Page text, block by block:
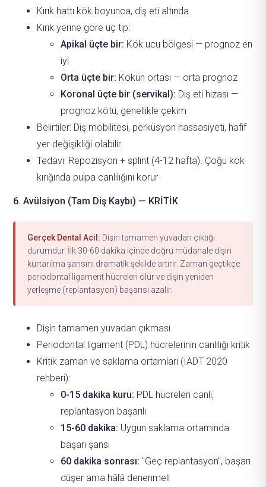
Kırık hattı kök boyunca, diş eti altında
Kırık yerine göre üç tip:
Apikal üçte bir: Kök ucu bölgesi — prognoz en
iyi
Orta üçte bir: Kökün ortası — orta prognoz
Koronal üçte bir (servikal): Diş eti hizası —
prognoz kötü, genellikle çekim
Belirtiler: Diş mobilitesi, perküsyon hassasiyeti, hafif
yer değişikliği olabilir
Tedavi: Repozisyon + splint (4-12 hafta). Çoğu kök
kırığında pulpa canlılığını korur
6. Avülsiyon (Tam Diş Kaybı) — KRİTİK
Gerçek Dental Acil: Dişin tamamen yuvadan çıktığı
durumdur. İlk 30-60 dakika içinde doğru müdahale dişin
kurtarılma şansını dramatik şekilde artırır. Zaman geçtikçe
periodontal ligament hücreleri ölür ve dişin yeniden
yerleşme (replantasyon) başarısı azalır.
Dişin tamamen yuvadan çıkması
Periodontal ligament (PDL) hücrelerinin canlılığı kritik
Kritik zaman ve saklama ortamları (IADT 2020
rehberi):
0-15 dakika kuru: PDL hücreleri canlı,
replantasyon başarılı
15-60 dakika: Uygun saklama ortamında
başarı şansı
60 dakika sonrası: "Geç replantasyon", başarı
düşer ama hâlâ denenmeli